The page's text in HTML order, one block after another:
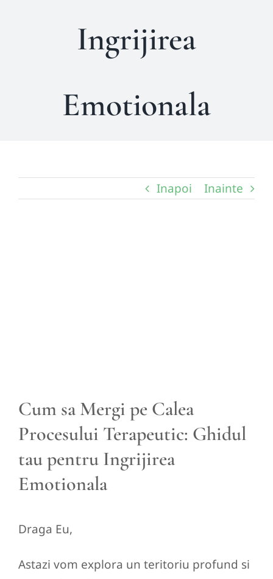
Ingrijirea
Emotionala
Inapoi Inainte
Cum sa Mergi pe Calea
Procesului Terapeutic: Ghidul
tau pentru Ingrijirea
Emotionala
Draga Eu,
Astazi vom explora un teritoriu profund si